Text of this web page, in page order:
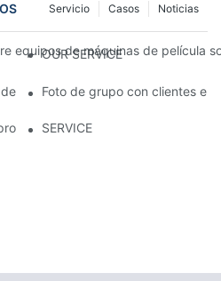
Noticias
Casos
Servicio
equipos de máquinas de película
OUR SERVICE
la máquina de soplado de película
Foto de grupo con clientes en
de máquinas de
SERVICE